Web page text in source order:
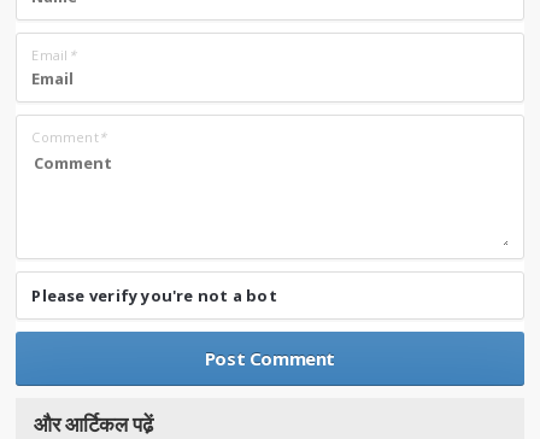
Email *
Comment*
Please verify you're not a bot
और आर्टिकल पढे़ं